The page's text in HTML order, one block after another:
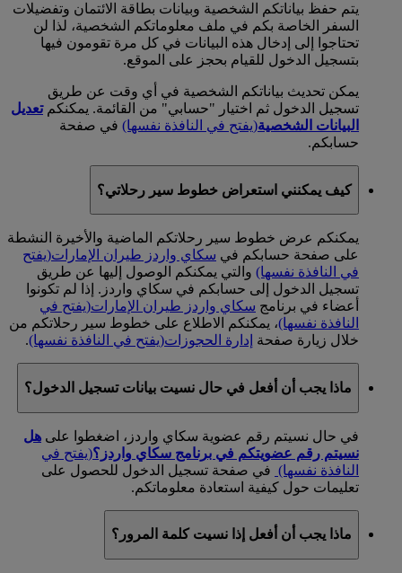
يتم حفظ بياناتكم الشخصية وبيانات بطاقة الائتمان وتفضيلات
السفر الخاصة بكم في ملف معلوماتكم الشخصية، لذا لن
تحتاجوا إلى إدخال هذه البيانات في كل مرة تقومون فيها
بتسجيل الدخول للقيام بحجز على الموقع.
يمكن تحديث بياناتكم الشخصية في أي وقت عن طريق
تسجيل الدخول ثم اختيار "حسابي" من القائمة. يمكنكمتعديل
البيانات الشخصية(يفتح في النافذة نفسها) في صفحة
حسابكم.
كيف يمكنني استعراض خطوط سير رحلاتي؟
يمكنكم عرض خطوط سير رحلاتكم الماضية والأخيرة النشطة
على صفحة حسابكم في سكاي واردز طيران الإمارات(يفتح
في النافذة نفسها) والتي يمكنكم الوصول إليها عن طريق
تسجيل الدخول إلى حسابكم في سكاي واردز. إذا لم تكونوا
أعضاء في برنامج سكاي واردز طيران الإمارات(يفتح في
النافذة نفسها)، يمكنكم الاطلاع على خطوط سير رحلاتكم من
خلال زيارة صفحة إدارة الحجوزات(يفتح في النافذة نفسها).
ماذا يجب أن أفعل في حال نسيت بيانات تسجيل الدخول؟
في حال نسيتم رقم عضوية سكاي واردز، اضغطوا على هل
نسيتم رقم عضويتكم في برنامج سكاي واردز؟(يفتح في
النافذة نفسها) في صفحة تسجيل الدخول للحصول على
تعليمات حول كيفية استعادة معلوماتكم.
ماذا يجب أن أفعل إذا نسيت كلمة المرور؟